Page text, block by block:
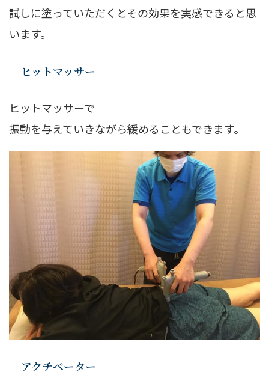
試しに塗っていただくとその効果を実感できると思
います。
ヒットマッサー
ヒットマッサーで
振動を与えていきながら緩めることもできます。
アクチベーター